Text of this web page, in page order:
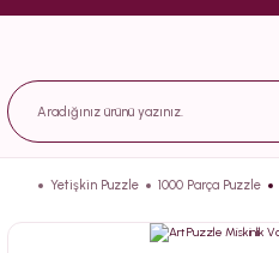
Yetişkin Puzzle 1000 Parça Puzzle